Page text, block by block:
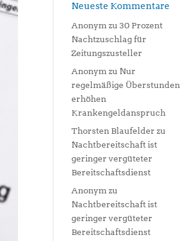
Neueste Kommentare
Anonym zu30 Prozent
Nachtzuschlag für
Zeitungszusteller
Anonym zu Nur
regelmäßige Überstunden
erhöhen
Krankengeldanspruch
Thorsten Blaufelder zu
Nachtbereitschaft ist
geringer vergüteter
Bereitschaftsdienst
Anonym zu
Nachtbereitschaft ist
geringer vergüteter
Bereitschaftsdienst